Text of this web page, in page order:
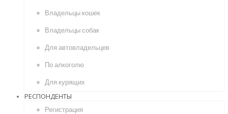
Владельцы кошек
Владельцы собак
Для автовладельцев
По алкоголю
Для курящих
РЕСПОНДЕНТЫ
Регистрация